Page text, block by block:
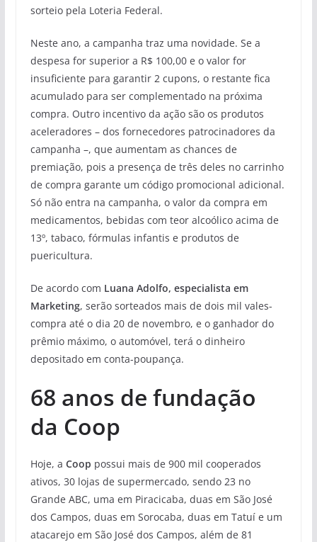
sorteio pela Loteria Federal.
Neste ano, a campanha traz uma novidade. Se a
despesa for superior a R$ 100,00 e o valor for
insuficiente para garantir 2 cupons, o restante fica
acumulado para ser complementado na próxima
compra. Outro incentivo da ação são os produtos
aceleradores – dos fornecedores patrocinadores da
campanha –, que aumentam as chances de
premiação, pois a presença de três deles no carrinho
de compra garante um código promocional adicional.
Só não entra na campanha, o valor da compra em
medicamentos, bebidas com teor alcoólico acima de
13º, tabaco, fórmulas infantis e produtos de
puericultura.
De acordo com Luana Adolfo, especialista em
Marketing, serão sorteados mais de dois mil vales-
compra até o dia 20 de novembro, e o ganhador do
prêmio máximo, o automóvel, terá o dinheiro
depositado em conta-poupança.
68 anos de fundação
da Coop
Hoje, a Coop possui mais de 900 mil cooperados
ativos, 30 lojas de supermercado, sendo 23 no
Grande ABC, uma em Piracicaba, duas em São José
dos Campos, duas em Sorocaba, duas em Tatuí e um
atacarejo em São José dos Campos, além de 81